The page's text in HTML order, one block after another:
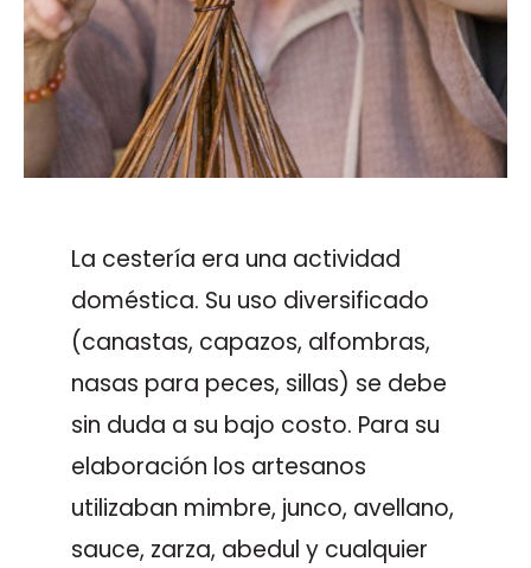
La cestería era una actividad
doméstica. Su uso diversificado
(canastas, capazos, alfombras,
nasas para peces, sillas) se debe
sin duda a su bajo costo. Para su
elaboración los artesanos
utilizaban mimbre, junco, avellano,
sauce, zarza, abedul y cualquier